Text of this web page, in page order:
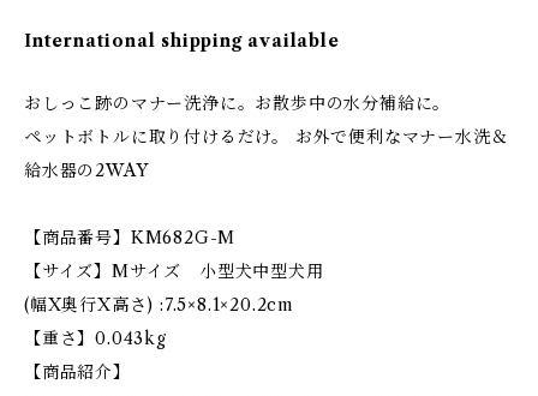
International shipping available
おしっこ跡のマナー洗浄に。お散歩中の水分補給に。
ペットボトルに取り付けるだけ。 お外で便利なマナー水洗＆
給水器の2WAY
【商品番号】KM682G-M
【サイズ】Mサイズ 小型犬中型犬用
(幅X奥行X高さ) :7.5×8.1×20.2cm
【重さ】0.043kg
【商品紹介】